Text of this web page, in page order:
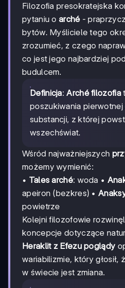
Filozofia presokratejska
pytaniu o arché -
bytów. Myśliciele tego
zrozumieć, z czego
co jest jego najbardziej
budulcem.
Definicja:Arché filozofia
poszukiwania
substancji, z której
wszechświat.
Wśród najważniejszych
możemy wymienić:
• Tales arché: woda •
apeiron (bezkres) •
powietrze
Kolejni filozofowie
koncepcje dotyczące
Heraklit z Efezu poglądy
wariabilizmie, który głosił,
w świecie jest zmiana.